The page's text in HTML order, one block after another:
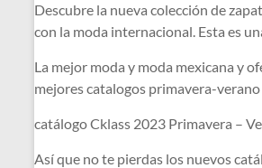
Descubre la nueva colección de
con la moda internacional. Esta es
La mejor moda y moda mexicana y
mejores catalogos primavera-
catálogo Cklass 2023 Primavera –
Así que no te pierdas los nuevos